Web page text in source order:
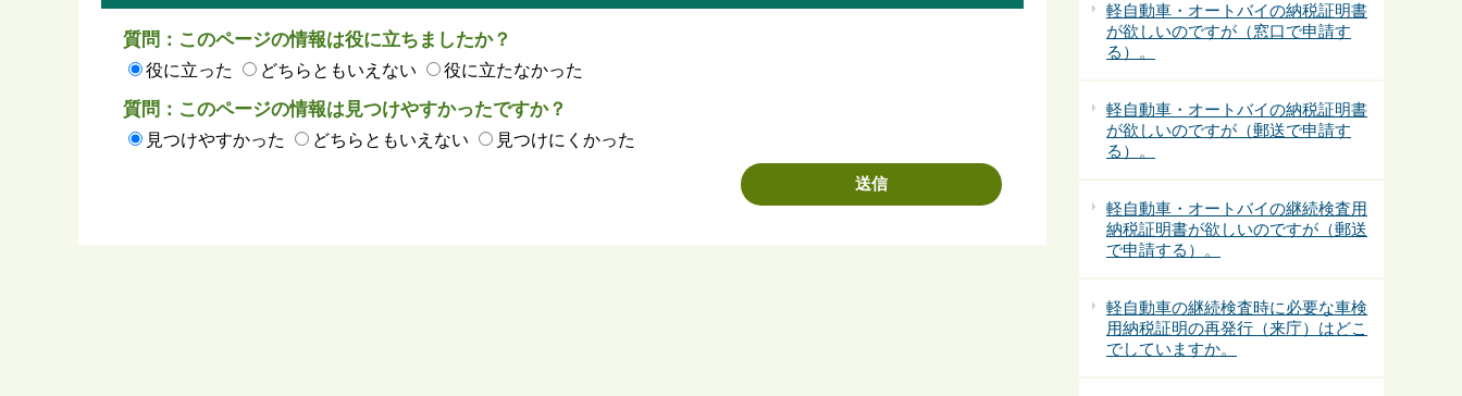
質問：このページの情報は役に立ちましたか？
役に立った どちらともいえない 役に立たなかった
質問：このページの情報は見つけやすかったですか？
見つけやすかった どちらともいえない 見つけにくかった
軽自動車・オートバイの納税証明書
が欲しいのですが（窓口で申請す
る）。
軽自動車・オートバイの納税証明書
が欲しいのですが（郵送で申請す
る）。
軽自動車・オートバイの継続検査用
納税証明書が欲しいのですが（郵送
で申請する）。
軽自動車の継続検査時に必要な車検
用納税証明の再発行（来庁）はどこ
でしていますか。